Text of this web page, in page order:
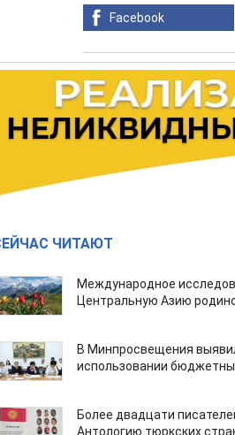
Facebook
ЧИТАЮТ
Международное
Центральную Азию
В Минпросвещения
использовании
Более двадцати
Антологию тюркских